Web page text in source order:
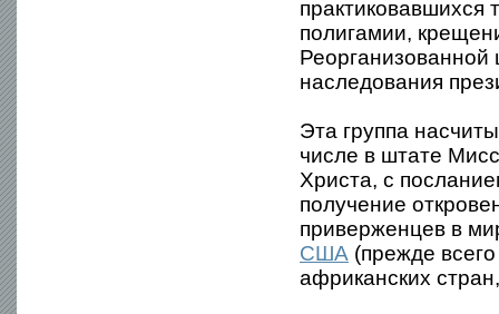
практиковавшихся
полигамии,
Реорганизованной
наследования
Эта группа
числе в штате
Христа, с
получение
приверженцев в
США (прежде
африканских